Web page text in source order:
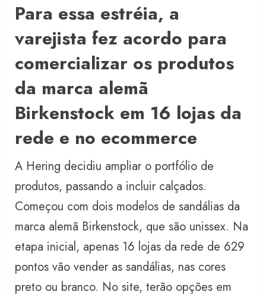
Para essa estréia, a
varejista fez acordo para
comercializar os produtos
da marca alemã
Birkenstock em 16 lojas da
rede e no ecommerce
A Hering decidiu ampliar o portfólio de
produtos, passando a incluir calçados.
Começou com dois modelos de sandálias da
marca alemã Birkenstock, que são unissex. Na
etapa inicial, apenas 16 lojas da rede de 629
pontos vão vender as sandálias, nas cores
preto ou branco. No site, terão opções em